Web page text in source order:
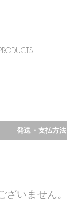
発送・支払方法
ざいません。